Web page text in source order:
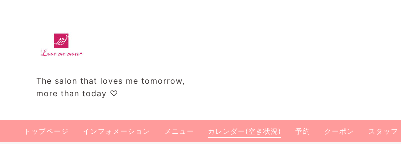
The salon that loves me tomorrow,
more than today ♡
トップページ インフォメーション メニュー カレンダー(空き状況) 予約 クーポン スタッフ